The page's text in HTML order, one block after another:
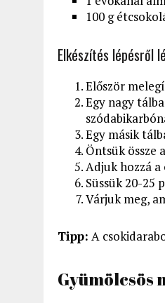
100 g
Elkészítés lépésről
Először
Egy nagy
Egy másik
Öntsük össze
Adjuk hozzá
Süssük 20-25
Várjuk meg,
Tipp: A
Gyümölcsös